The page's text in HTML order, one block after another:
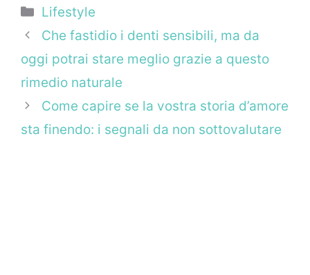
Categorie
Lifestyle
Che fastidio i denti sensibili, ma da
oggi potrai stare meglio grazie a questo
rimedio naturale
Come capire se la vostra storia d’amore
sta finendo: i segnali da non sottovalutare